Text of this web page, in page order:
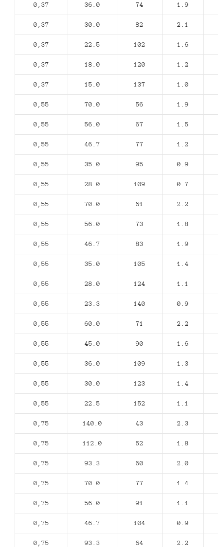
0,37 36.0 74 1.9
0,37 30.0 82 2.1
0,37 22.5 102 1.6
0,37 18.0 120 1.2
0,37 15.0 137 1.0
0,55 70.0 56 1.9
0,55 56.0 67 1.5
0,55 46.7 77 1.2
0,55 35.0 95 0.9
0,55 28.0 109 0.7
0,55 70.0 61 2.2
0,55 56.0 73 1.8
0,55 46.7 83 1.9
0,55 35.0 105 1.4
0,55 28.0 124 1.1
0,55 23.3 140 0.9
0,55 60.0 71 2.2
0,55 45.0 90 1.6
0,55 36.0 109 1.3
0,55 30.0 123 1.4
0,55 22.5 152 1.1
0,75 140.0 43 2.3
0,75 112.0 52 1.8
0,75 93.3 60 2.0
0,75 70.0 77 1.4
0,75 56.0 91 1.1
0,75 46.7 104 0.9
0,75 93.3 64 2.2